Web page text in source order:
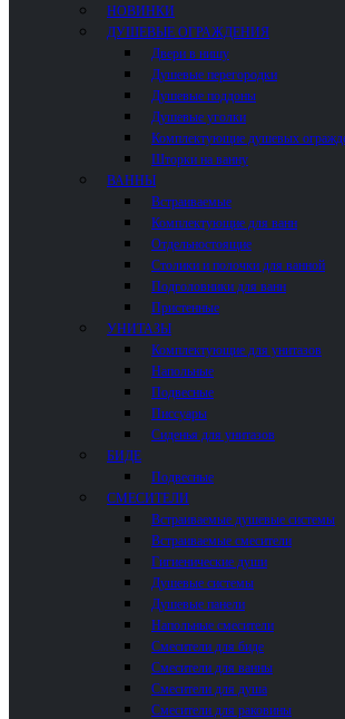
НОВИНКИ
ДУШЕВЫЕ ОГРАЖДЕНИЯ
Двери в нишу
Душевые перегородки
Душевые поддоны
Душевые уголки
Комплектующие душевых
Шторки на ванну
ВАННЫ
Встраиваемые
Комплектующие для ванн
Отдельностоящие
Столики и полочки для ванной
Подголовники для ванн
Пристенные
УНИТАЗЫ
Комплектующие для унитазов
Напольные
Подвесные
Писсуары
Сиденья для унитазов
БИДЕ
Подвесные
СМЕСИТЕЛИ
Встраиваемые душевые системы
Встраиваемые смесители
Гигиенические души
Душевые системы
Душевые панели
Напольные смесители
Смесители для биде
Смесители для ванны
Смесители для душа
Смесители для раковины